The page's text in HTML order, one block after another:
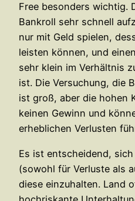
Free besonders wichtig.
Bankroll sehr schnell
nur mit Geld spielen,
leisten können, und
sehr klein im Verhältnis
ist. Die Versuchung, die
ist groß, aber die hohen
keinen Gewinn und
erheblichen Verlusten
Es ist entscheidend,
(sowohl für Verluste als
diese einzuhalten. Land